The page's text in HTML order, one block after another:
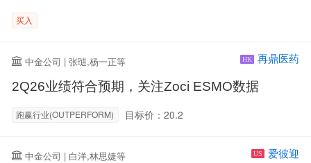
买入
中金公司 | 张琎,杨一正等 HK 再鼎医药
2Q26业绩符合预期，关注Zoci ESMO数据
跑赢行业(OUTPERFORM) 目标价：20.2
中金公司 | 白洋,林思婕等 US 爱彼迎